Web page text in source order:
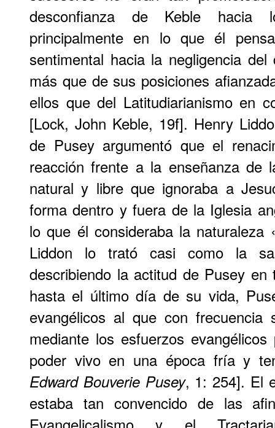
desconfianza de Keble hacia
principalmente en lo que él
sentimental hacia la negligencia
más que de sus posiciones
ellos que del Latitudiarianismo en
[Lock, John Keble, 19f]. Henry
de Pusey argumentó que el
reacción frente a la enseñanza de
natural y libre que ignoraba a
forma dentro y fuera de la Iglesia
lo que él consideraba la naturaleza
Liddon lo trató casi como la
describiendo la actitud de Pusey
hasta el último día de su vida,
evangélicos al que con
mediante los esfuerzos
poder vivo en una época fría y
Edward Bouverie Pusey, 1: 254]. El
estaba tan convencido de las